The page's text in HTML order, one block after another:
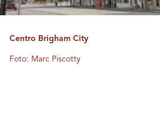
Centro Brigham City
Foto: Marc Piscotty